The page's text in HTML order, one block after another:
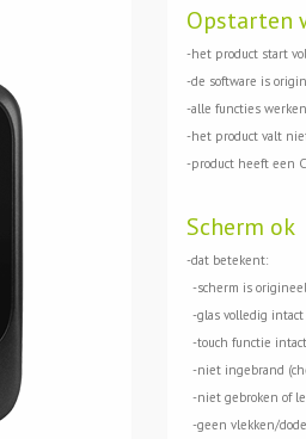
Opstarten
-het product start
-de software is
-alle functies werken
-het product valt
-product heeft een
Scherm ok
-dat betekent:
-scherm is origineel
-glas volledig intact
-touch functie intact
-niet ingebrand
-niet gebroken of
-geen vlekken/